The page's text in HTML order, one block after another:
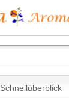
Schnellüberblick